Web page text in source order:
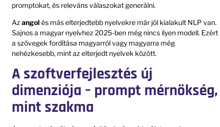
promptokat, és releváns válaszokat generálni.
Az angol és más elterjedtebb nyelvekre már jól kialakult NLP van.
Sajnos a magyar nyelvhez 2025-ben még nincs ilyen modell. Ezért
a szövegek fordítása magyarról vagy magyarra még
nehézkesebb, mint az elterjedt nyelvek között.
A szoftverfejlesztés új
dimenziója – prompt mérnökség,
mint szakma